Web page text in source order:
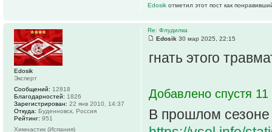
Edosik отметил этот пост как
Re: Флудилка
Edosik 30 мар 2025, 22:15
гнать этого
Добавлено спустя
В прошлом
Edosik
Эксперт
Сообщений: 12818
Благодарностей: 1826
Зарегистрирован: 22 янв 2010, 14:37
Откуда: Буденновск, Россия
Рейтинг: 951
Химнастик (Испания)